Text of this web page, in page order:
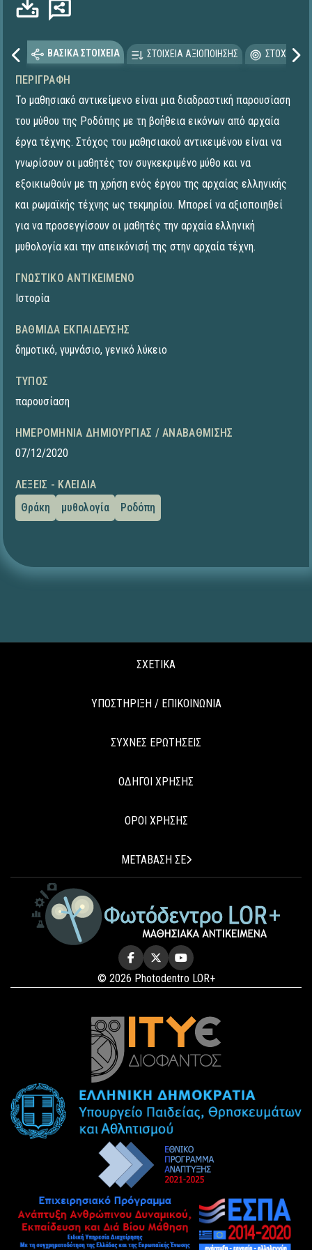
ΒΑΣΙΚΑ ΣΤΟΙΧΕΙΑ ΣΤΟΙΧΕΙΑ ΑΞΙΟΠΟΙΗΣΗΣ
ΠΕΡΙΓΡΑΦΉ
Το μαθησιακό αντικείμενο είναι μια διαδραστική παρουσίαση
του μύθου της Ροδόπης με τη βοήθεια εικόνων από αρχαία
έργα τέχνης. Στόχος του μαθησιακού αντικειμένου είναι να
γνωρίσουν οι μαθητές τον συγκεκριμένο μύθο και να
εξοικιωθούν με τη χρήση ενός έργου της αρχαίας ελληνικής
και ρωμαϊκής τέχνης ως τεκμηρίου. Μπορεί να αξιοποιηθεί
για να προσεγγίσουν οι μαθητές την αρχαία ελληνική
μυθολογία και την απεικόνισή της στην αρχαία τέχνη.
ΓΝΩΣΤΙΚΌ ΑΝΤΙΚΕΊΜΕΝΟ
Ιστορία
ΒΑΘΜΊΔΑ ΕΚΠΑΊΔΕΥΣΗΣ
δημοτικό, γυμνάσιο, γενικό λύκειο
ΤΎΠΟΣ
παρουσίαση
ΗΜΕΡΟΜΗΝΊΑ ΔΗΜΙΟΥΡΓΊΑΣ / ΑΝΑΒΆΘΜΙΣΗΣ
07/12/2020
ΛΈΞΕΙΣ - ΚΛΕΙΔΙΆ
Θράκη
μυθολογία Ροδόπη
ΣΧΕΤΙΚΑ
ΥΠΟΣΤΗΡΙΞΗ / ΕΠΙΚΟΙΝΩΝΙΑ
ΣΥΧΝΕΣ ΕΡΩΤΗΣΕΙΣ
ΟΔΗΓΟΙ ΧΡΗΣΗΣ
ΟΡΟΙ ΧΡΗΣΗΣ
ΜΕΤΑΒΑΣΗ ΣΕ
© 2026 Photodentro LOR+